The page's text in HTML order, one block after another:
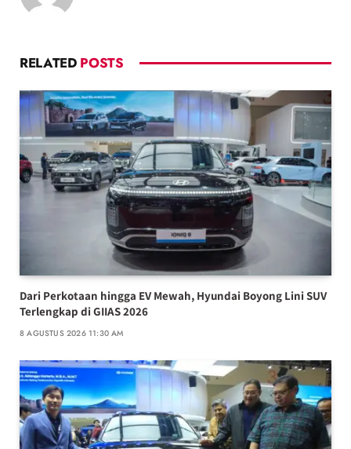
RELATED POSTS
Dari Perkotaan hingga EV Mewah, Hyundai Boyong Lini SUV
Terlengkap di GIIAS 2026
8 AGUSTUS 2026 11:30 AM